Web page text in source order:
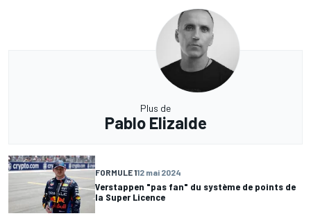
Plus de
Pablo Elizalde
FORMULE 112 mai 2024
Verstappen "pas fan" du système de points de
la Super Licence